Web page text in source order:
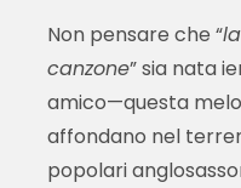
Non pensare che “
canzone” sia nata
amico—questa
affondano nel
popolari